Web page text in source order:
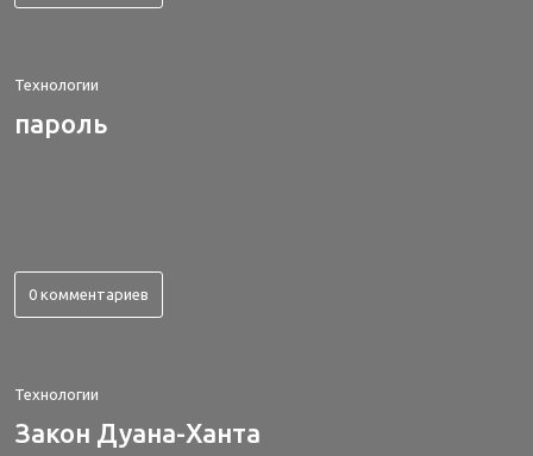
Технологии
пароль
0 комментариев
Технологии
Закон Дуана-Ханта